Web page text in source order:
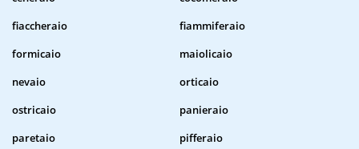
fiaccheraio
fiammiferaio
formicaio
maiolicaio
nevaio
orticaio
ostricaio
panieraio
paretaio
pifferaio